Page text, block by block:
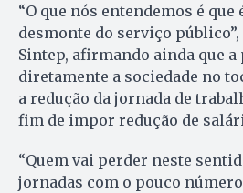
“O que nós entendemos é que
desmonte do serviço
Sintep, afirmando ainda que a
diretamente a sociedade no
a redução da jornada de
fim de impor redução de
“Quem vai perder neste
jornadas com o pouco